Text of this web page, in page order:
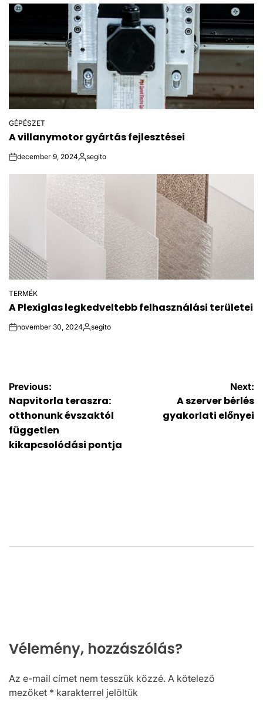
POSTED
IN
GÉPÉSZET
A villanymotor gyártás fejlesztései
ondecember 9, 2024Posted
segito
POSTED
IN
TERMÉK
A Plexiglas legkedveltebb felhasználási területei
onnovember 30, 2024Posted
segito
Bejegyzés
navigáció
Previous:
Napvitorla teraszra:
otthonunk évszaktól
független
kikapcsolódási pontja
Next:
A szerver bérlés
gyakorlati előnyei
Vélemény, hozzászólás?
Az e-mail címet nem tesszük közzé. A kötelező
mezőket * karakterrel jelöltük